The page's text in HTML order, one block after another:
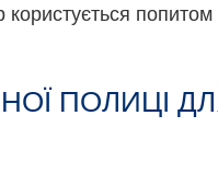
користується попитом
ПОЛИЦІ